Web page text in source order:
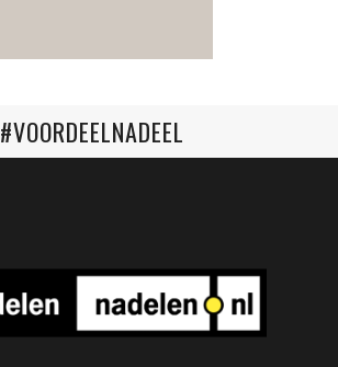
#VOORDEELNADEEL